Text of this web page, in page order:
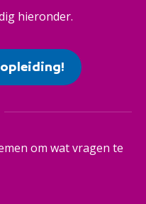
hieronder.
om wat vragen te